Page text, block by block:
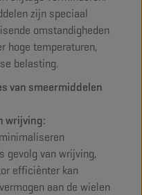
zijn speciaal
omstandigheden
hoge temperaturen,
belasting.
van smeermiddelen
wrijving:
gevolg van wrijving,
efficiënter kan
aan de wielen